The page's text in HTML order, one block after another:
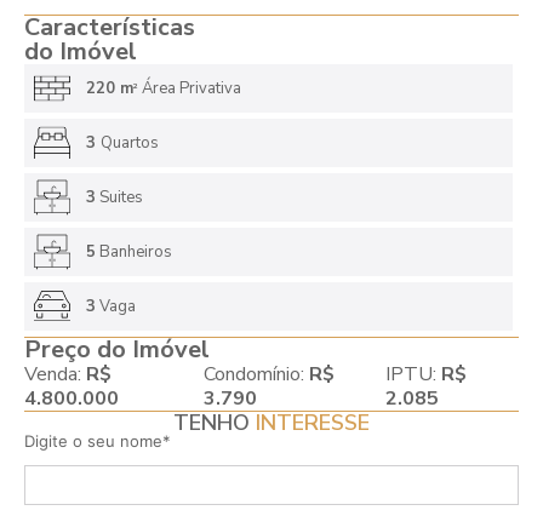
Características
do Imóvel
220 m2 Área Privativa
3 Quartos
3 Suites
5 Banheiros
3 Vaga
Preço do Imóvel
Venda: R$
4.800.000
Condomínio: R$
3.790
IPTU: R$
2.085
TENHO INTERESSE
Digite o seu nome*